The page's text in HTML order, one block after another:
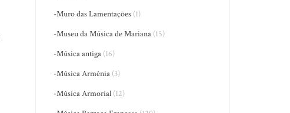
-Muro das Lamentações (1)
-Museu da Música de Mariana (15)
-Música antiga (16)
-Música Armênia (3)
-Música Armorial (12)